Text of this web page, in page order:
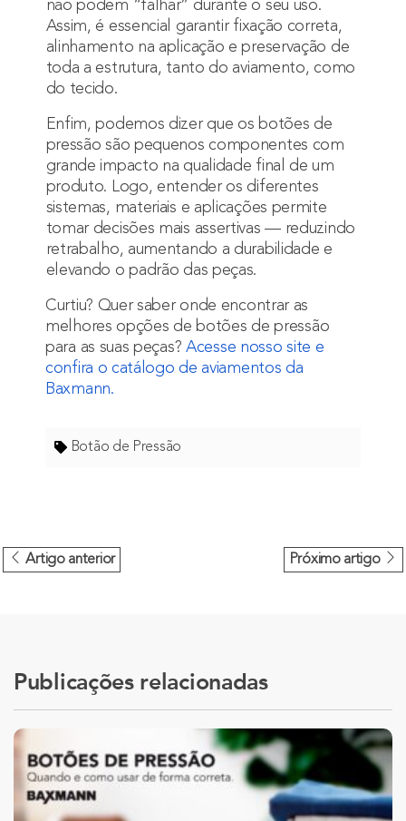
não podem “falhar” durante o seu uso.
Assim, é essencial garantir fixação correta,
alinhamento na aplicação e preservação de
toda a estrutura, tanto do aviamento, como
do tecido.
Enfim, podemos dizer que os botões de
pressão são pequenos componentes com
grande impacto na qualidade final de um
produto. Logo, entender os diferentes
sistemas, materiais e aplicações permite
tomar decisões mais assertivas — reduzindo
retrabalho, aumentando a durabilidade e
elevando o padrão das peças.
Curtiu? Quer saber onde encontrar as
melhores opções de botões de pressão
para as suas peças? Acesse nosso site e
confira o catálogo de aviamentos da
Baxmann.
Botão de Pressão
Artigo anterior Próximo artigo
Publicações relacionadas